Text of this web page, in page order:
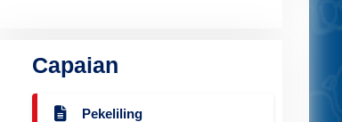
Capaian
Pekeliling